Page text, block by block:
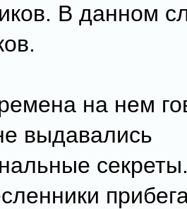
В данном
на нем
выдавались